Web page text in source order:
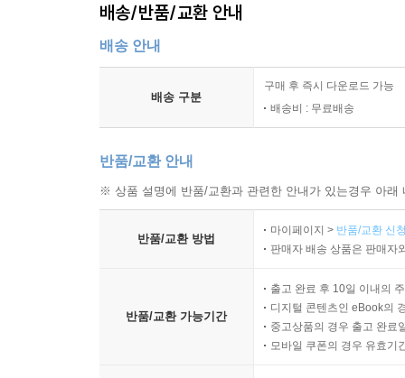
배송/반품/교환 안내
배송 안내
배송 구분
구매 후 즉시 다운로드 가능
배송비 : 무료배송
반품/교환 안내
※ 상품 설명에 반품/교환과 관련한 안내가 있는경우 아
반품/교환 방법
마이페이지 > 반품/교환 신
판매자 배송 상품은 판매자
반품/교환 가능기간
출고 완료 후 10일 이내의
디지털 콘텐츠인 eBook의
중고상품의 경우 출고 완료
모바일 쿠폰의 경우 유효기